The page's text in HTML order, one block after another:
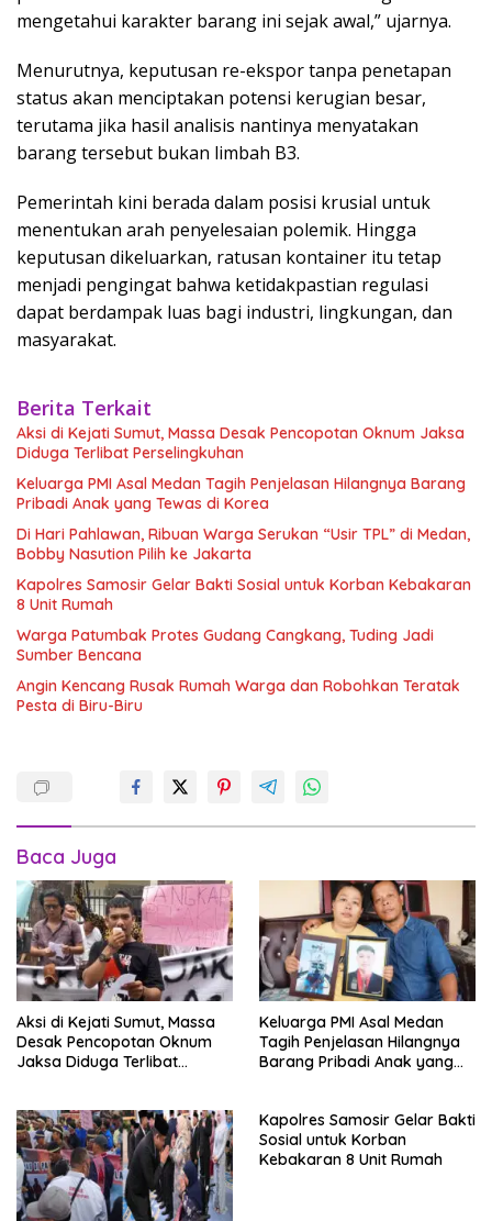
mengetahui karakter barang ini sejak awal,” ujarnya.
Menurutnya, keputusan re-ekspor tanpa penetapan
status akan menciptakan potensi kerugian besar,
terutama jika hasil analisis nantinya menyatakan
barang tersebut bukan limbah B3.
Pemerintah kini berada dalam posisi krusial untuk
menentukan arah penyelesaian polemik. Hingga
keputusan dikeluarkan, ratusan kontainer itu tetap
menjadi pengingat bahwa ketidakpastian regulasi
dapat berdampak luas bagi industri, lingkungan, dan
masyarakat.
Berita Terkait
Aksi di Kejati Sumut, Massa Desak Pencopotan Oknum Jaksa
Diduga Terlibat Perselingkuhan
Keluarga PMI Asal Medan Tagih Penjelasan Hilangnya Barang
Pribadi Anak yang Tewas di Korea
Di Hari Pahlawan, Ribuan Warga Serukan “Usir TPL” di Medan,
Bobby Nasution Pilih ke Jakarta
Kapolres Samosir Gelar Bakti Sosial untuk Korban Kebakaran
8 Unit Rumah
Warga Patumbak Protes Gudang Cangkang, Tuding Jadi
Sumber Bencana
Angin Kencang Rusak Rumah Warga dan Robohkan Teratak
Pesta di Biru-Biru
Baca Juga
Aksi di Kejati Sumut, Massa
Desak Pencopotan Oknum
Jaksa Diduga Terlibat
Keluarga PMI Asal Medan
Tagih Penjelasan Hilangnya
Barang Pribadi Anak yang
Kapolres Samosir Gelar Bakti
Sosial untuk Korban
Kebakaran 8 Unit Rumah